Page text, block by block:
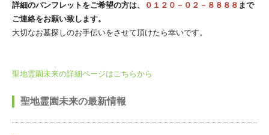
詳細のパンフレットをご希望の方は、
０１２０－０２－８８８８ まで
ご連絡をお願い致します。
大切なお墓探しのお手伝いをさせて頂けたら幸いです。
聖地霊園未来の詳細ページはこちらから
聖地霊園未来の最新情報